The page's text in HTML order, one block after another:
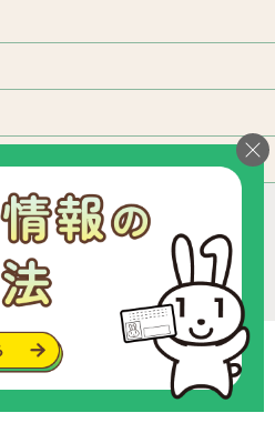
個人情報保護について
リンク
組合カレンダー
意見
サイトマップ
だくにあたって
トヨタ関連部品健康保険組合 .